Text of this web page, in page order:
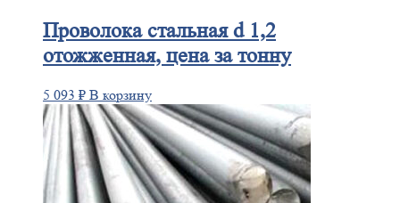
Проволокастальная d 1,2
отожженная, цена за тонну
5 093 ₽ В корзину